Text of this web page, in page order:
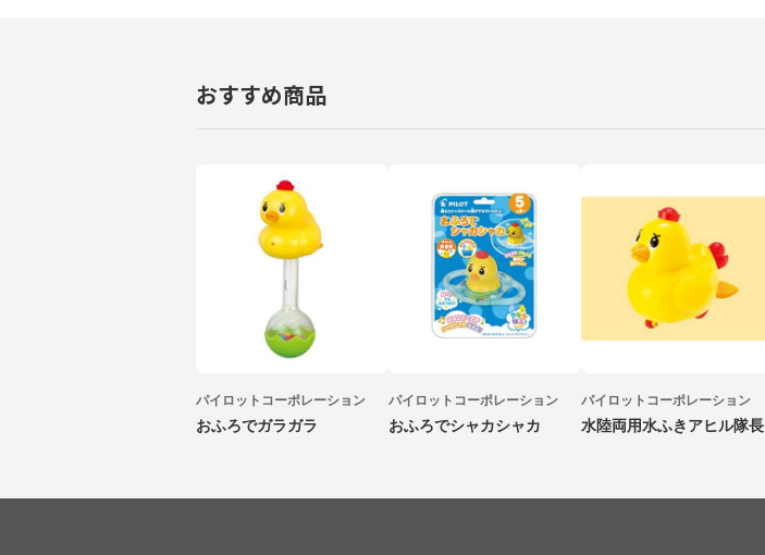
おすすめ商品
パイロットコーポレーション
おふろでガラガラ
パイロットコーポレーション
おふろでシャカシャカ
パイロットコーポレーション
水陸両用水ふきアヒル隊長